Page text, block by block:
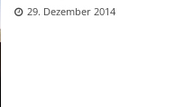
29. Dezember 2014